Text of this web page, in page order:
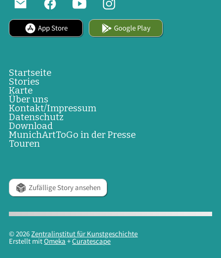
App Store Google Play
Startseite
Stories
Karte
Über uns
Kontakt/Impressum
Datenschutz
Download
MunichArtToGo in der Presse
Touren
Zufällige Story ansehen
© 2026 Zentralinstitut für Kunstgeschichte
Erstellt mitOmeka +Curatescape